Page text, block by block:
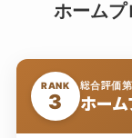
ホームプ
RANK
3
総合評価
ホー